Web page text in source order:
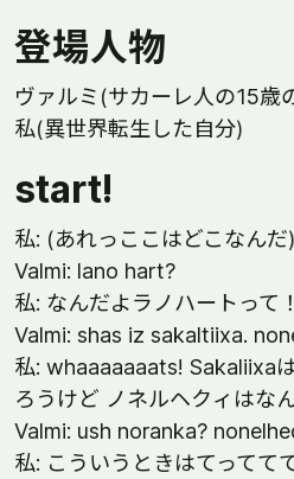
登場人物
ヴァルミ(サカーレ人の15歳
私(異世界転生した自分)
start!
私: (あれっここはどこなんだ)
Valmi: lano hart?
私: なんだよラノハートって！
Valmi: shas iz sakaltiixa.
私: whaaaaaaats! Sakaliixa
ろうけど ノネルヘクィはな
Valmi: ush noranka?
私: こういうときはてってて